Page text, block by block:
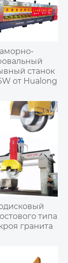
станок
от Hualong
типа
гранита